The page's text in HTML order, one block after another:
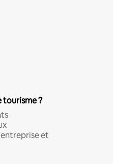
tourisme ?
et